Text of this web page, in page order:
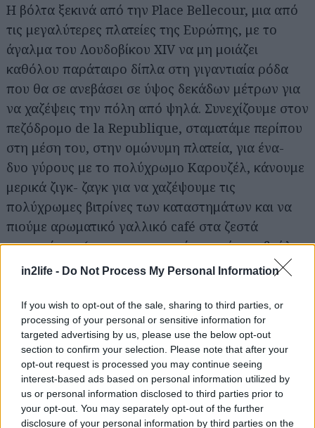
in2life - Do Not Process My Personal Information
If you wish to opt-out of the sale, sharing to third parties, or
processing of your personal or sensitive information for
targeted advertising by us, please use the below opt-out
section to confirm your selection. Please note that after your
opt-out request is processed you may continue seeing
interest-based ads based on personal information utilized by
us or personal information disclosed to third parties prior to
your opt-out. You may separately opt-out of the further
disclosure of your personal information by third parties on the
Η βόλτα ξεκινά από την Place Bellecour, μια από
τις μεγαλύτερες πλατείες της Ευρώπης, με το
άγαλμα του Λουδοβίκου XIV να μη μοιάζει
καθόλου παράταιρο δίπλα στη γιγαντιαία ρόδα
που θα σε ανεβάσει σε ύψος δεκάδων μέτρων για
να χαζέψεις την πόλη από ψηλά. Συνεχίζουμε στον
πεζόδρομο de la Republique, σταματάμε περίπου
στη μέση του, στην ομώνυμη πλατεία, για ένα-
δυο γύρους με το πολύχρωμο Καρουζέλ, κάνουμε
μερικά ζιγκ- ζαγκ για να χαζέψουμε τις
πολύχρωμες βιτρίνες των καταστημάτων και να
πιούμε αρωματικό γαλλικό café στα ζεστά
μπιστρό του (που, παρεμπιπτόντως, έχουν βγάλει
στον πεζόδρομο τραπεζάκια, σόμπες και πλαστικά
αμετανόητων καπνιστών) και καταλήγουμε στην
επίσης τεράστια Place des Terraux.